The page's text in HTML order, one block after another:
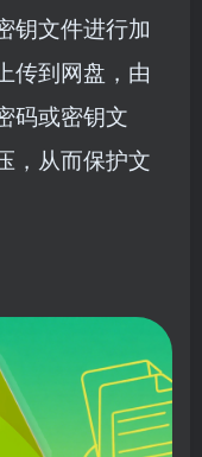
钥文件进行加
传到网盘，由
码或密钥文
，从而保护文